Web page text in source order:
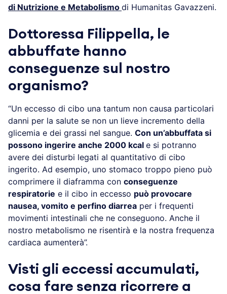
di Nutrizione e Metabolismo di Humanitas Gavazzeni.
Dottoressa Filippella, le
abbuffate hanno
conseguenze sul nostro
organismo?
“Un eccesso di cibo una tantum non causa particolari
danni per la salute se non un lieve incremento della
glicemia e dei grassi nel sangue. Con un’abbuffata si
possono ingerire anche 2000 kcal e si potranno
avere dei disturbi legati al quantitativo di cibo
ingerito. Ad esempio, uno stomaco troppo pieno può
comprimere il diaframma con conseguenze
respiratorie e il cibo in eccesso può provocare
nausea, vomito e perfino diarrea per i frequenti
movimenti intestinali che ne conseguono. Anche il
nostro metabolismo ne risentirà e la nostra frequenza
cardiaca aumenterà”.
Visti gli eccessi accumulati,
cosa fare senza ricorrere a